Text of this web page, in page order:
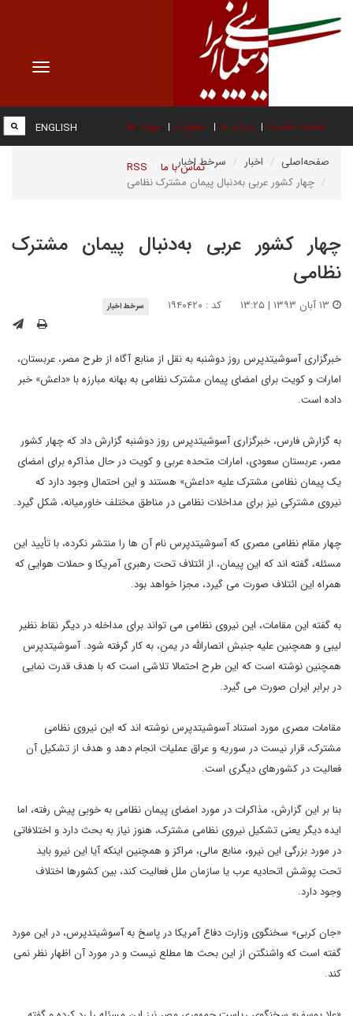
Toggle
صفحه نخست درباره ما عضویت پیوند ها
تماس با ما RSS
ENGLISH
صفحه‌اصلی اخبار
سرخط اخبار
چهار کشور عربی به‌دنبال پیمان مشترک نظامی
چهار کشور عربی به‌دنبال پیمان مشترک
نظامی
کد : ۱۹۴۰۴۲۰ سرخط اخبار
خبرگزاری آسوشیتدپرس روز دوشنبه به نقل از منابع آگاه از طرح مصر، عربستان،
امارات و کویت برای امضای پیمان مشترک نظامی به بهانه مبارزه با «داعش» خبر
داده است.
به گزارش فارس، خبرگزاری آسوشیتدپرس روز دوشنبه گزارش داد که چهار کشور
مصر، عربستان سعودی، امارات متحده عربی و کویت در حال مذاکره برای امضای
یک پیمان نظامی مشترک علیه «داعش» هستند و این احتمال وجود دارد که
نیروی مشترکی نیز برای مداخلات نظامی در مناطق مختلف خاورمیانه، شکل گیرد.
چهار مقام نظامی مصری که آسوشیتدپرس نام آن ها را منتشر نکرده، با تأیید این
مسئله، گفته اند که این پیمان، از ائتلاف تحت رهبری آمریکا و حملات هوایی که
همراه این ائتلاف صورت می گیرد، مجزا خواهد بود.
به گفته این مقامات، این نیروی نظامی می تواند برای مداخله در دیگر نقاط نظیر
لیبی و همچنین علیه جنبش انصارالله در یمن، به کار گرفته شود. آسوشیتدپرس
همچنین نوشته است که این طرح احتمالا تلاشی است که با هدف قدرت نمایی
در برابر ایران صورت می گیرد.
مقامات مصری مورد استناد آسوشیتدپرس نوشته اند که این نیروی نظامی
مشترک، قرار نیست در سوریه و عراق عملیات انجام دهد و هدف از تشکیل آن
فعالیت در کشورهای دیگری است.
بنا بر این گزارش، مذاکرات در مورد امضای پیمان نظامی به خوبی پیش رفته، اما
ایده دیگر یعنی تشکیل نیروی نظامی مشترک، هنوز نیاز به بحث دارد و اختلافاتی
در مورد بزرگی این نیرو، منابع مالی، مراکز و همچنین اینکه آیا این نیرو باید
تحت پوشش اتحادیه عرب یا سازمان ملل فعالیت کند، بین کشورها اختلاف
وجود دارد.
«جان کربی» سخنگوی وزارت دفاع آمریکا در پاسخ به آسوشیتدپرس، در این مورد
گفته است که واشنگتن از این بحث ها مطلع نیست و در مورد آن اظهار نظر نمی
کند.